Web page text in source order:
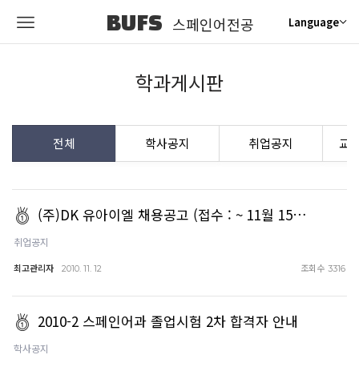
BUFS 스페인어전공 Language
학과게시판
전체 학사공지 취업공지 교
(주)DK 유아이엘 채용공고 (접수 : ~ 11월 15…
취업공지
최고관리자 2010. 11. 12 조회수 3316
2010-2 스페인어과 졸업시험 2차 합격자 안내
학사공지